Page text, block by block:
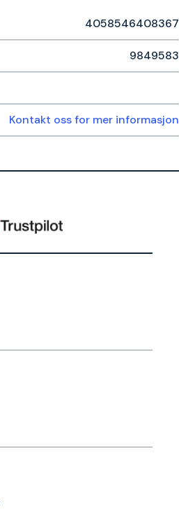
4058546408367
9849583
Kontakt oss for mer informasjon